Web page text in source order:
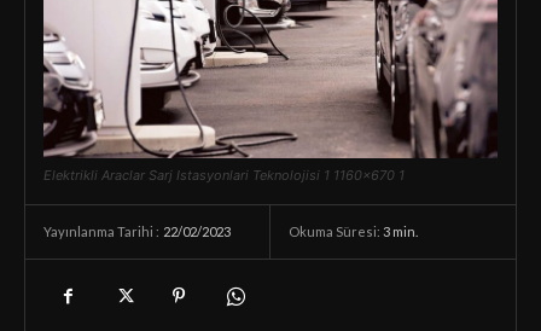
Elektrikli Araclar Sarj Istasyonlari Teknolojisi 1 1160x670 1
Yayınlanma Tarihi : 22/02/2023 Okuma Süresi: 3 min.